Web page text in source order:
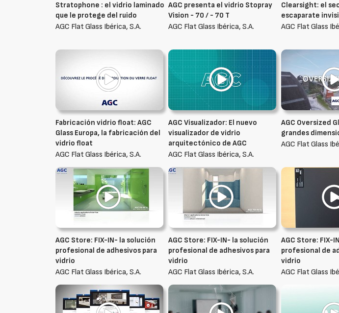
Stratophone : el vidrio laminado
que le protege del ruido
AGC Flat Glass Ibérica, S.A.
AGC presenta el vidrio Stopray
Vision - 70 / - 70 T
AGC Flat Glass Ibérica, S.A.
Clearsight: el
escaparate
AGC Flat Glass
Fabricación vidrio float: AGC
Glass Europa, la fabricación del
vidrio float
AGC Flat Glass Ibérica, S.A.
AGC Visualizador: El nuevo
visualizador de vidrio
arquitectónico de AGC
AGC Flat Glass Ibérica, S.A.
AGC Oversized
grandes
AGC Flat Glass
AGC Store: FIX-IN- la solución
profesional de adhesivos para
vidrio
AGC Flat Glass Ibérica, S.A.
AGC Store: FIX-IN- la solución
profesional de adhesivos para
vidrio
AGC Flat Glass Ibérica, S.A.
AGC Store: FIX-
profesional de
vidrio
AGC Flat Glass